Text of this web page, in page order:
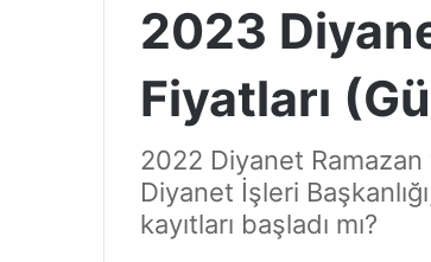
2023
Fiyatları
2022 Diyanet
Diyanet İşleri
kayıtları başladı mı?